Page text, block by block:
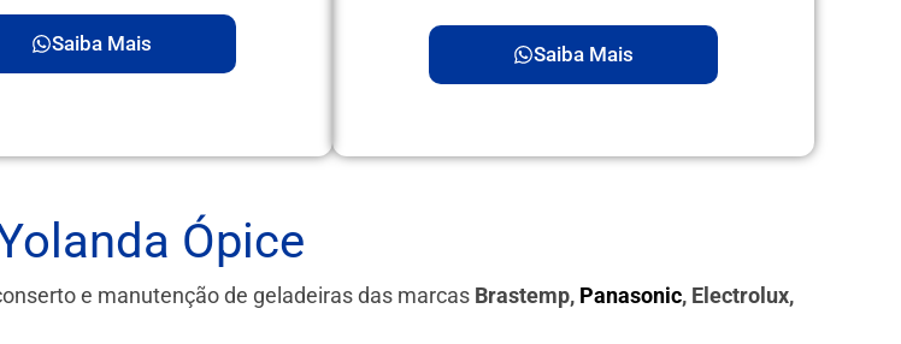
Saiba Mais Saiba Mais
Ópice
e manutenção de geladeiras das marcas Brastemp, Panasonic, Electrolux,